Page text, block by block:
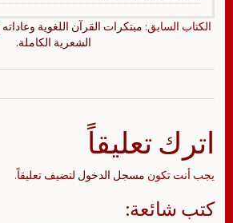
الكتاب السابق: مبتكرات القرآن اللغوية وعاداته
الشعرية الكاملة.
اترك تعليقاً
يجب أنت تكون مسجل الدخول لتضيف تعليقاً.
كتب شائعة: